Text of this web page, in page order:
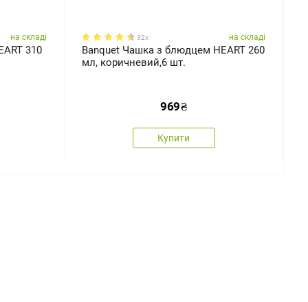
на складі
310
32x на складі
Banquet Чашка з блюдцем HEART 260
мл, коричневий,6 шт.
969₴
Купити